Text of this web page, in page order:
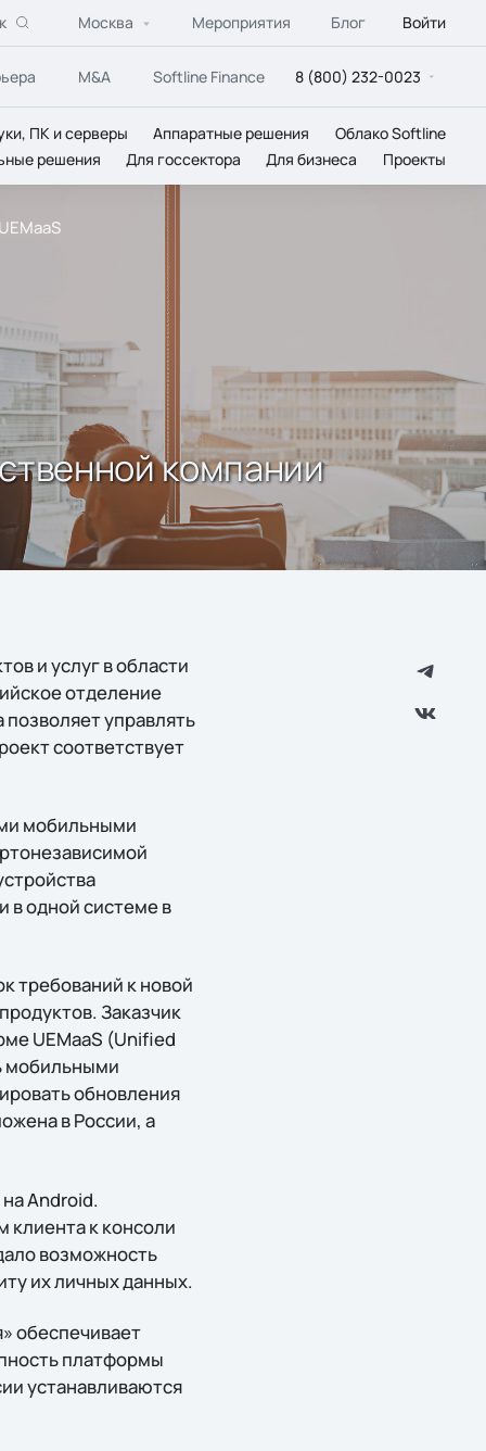
Москва Мероприятия Блог Войти
M&A Softline Finance 8 (800) 232-0023
ПК и серверы Аппаратные решения
Облако Softline
решения Для госсектора Для бизнеса Проекты
компании
и услуг в области
отделение
управлять
соответствует
мобильными
в одной системе в
требований к новой
Заказчик
UEMaaS (Unified
мобильными
обновления
в России, а
Android.
к консоли
возможность
их личных данных.
обеспечивает
платформы
устанавливаются